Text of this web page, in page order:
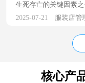
生死存亡的关键因素
2025-07-21 服装店管
核心产